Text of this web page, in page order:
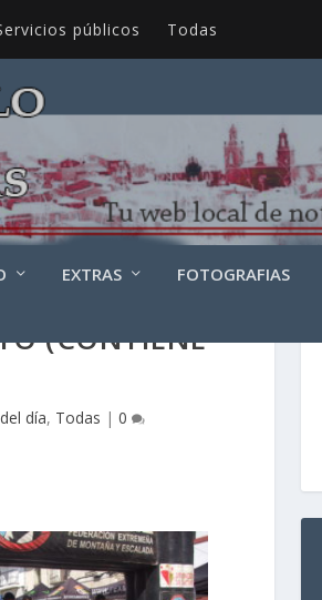
públicos Todas
EXTRAS FOTOGRAFIAS
(CONTIENE
día, Todas | 0